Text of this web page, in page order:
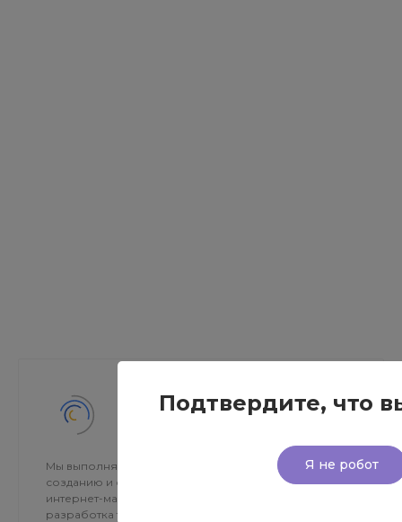
Подтвердите, что
Я не робот
Компания «Цитрус»
Мы выполняем все необходимые работы по
созданию и сопровождению сайтов — разработка
интернет-магазинов и корпоративных порталов —
разработка тиражных решений для Агентств